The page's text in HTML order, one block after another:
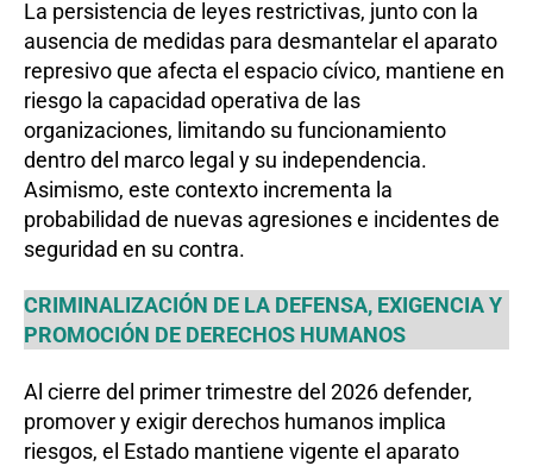
La persistencia de leyes restrictivas, junto con la
ausencia de medidas para desmantelar el aparato
represivo que afecta el espacio cívico, mantiene en
riesgo la capacidad operativa de las
organizaciones, limitando su funcionamiento
dentro del marco legal y su independencia.
Asimismo, este contexto incrementa la
probabilidad de nuevas agresiones e incidentes de
seguridad en su contra.
CRIMINALIZACIÓN DE LA DEFENSA, EXIGENCIA Y
PROMOCIÓN DE DERECHOS HUMANOS
Al cierre del primer trimestre del 2026 defender,
promover y exigir derechos humanos implica
riesgos, el Estado mantiene vigente el aparato